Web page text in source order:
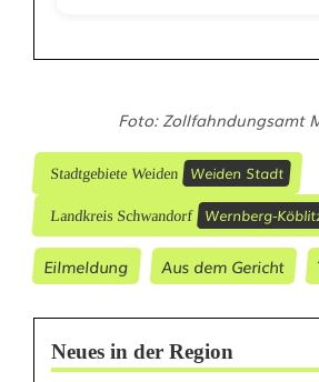
Foto: Zollfahndungsamt
Stadtgebiete Weiden Weiden Stadt
Landkreis Schwandorf Wernberg-
Eilmeldung Aus dem Gericht
Neues in der Region